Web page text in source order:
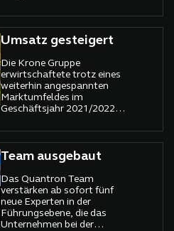
Umsatz gesteigert
Die Krone Gruppe
erwirtschaftete trotz eines
weiterhin angespannten
Marktumfeldes im
Geschäftsjahr 2021/2022
Mrd. Euro und liegt damit
um mehr als 15 Prozent
über dem Vorjahresniveau
(rund 2,2 Mrd. Euro)
Team ausgebaut
Das Quantron Team
verstärken ab sofort fünf
neue Experten in der
Führungsebene, die das
Unternehmen bei der